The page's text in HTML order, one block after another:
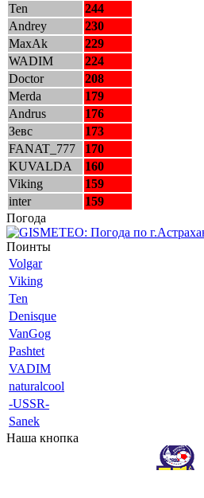
Ten
244
Andrey
230
MaxAk
229
WADIM
224
Doctor
208
Merda
179
Andrus
176
Зевс
173
FANAT_777
170
KUVALDA
160
Viking
159
inter
159
Погода
Поинты
Volgar
Viking
Ten
Denisque
VanGog
Pashtet
VADIM
naturalcool
-USSR-
Sanek
Наша кнопка